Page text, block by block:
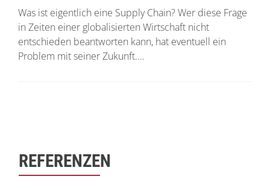
Was ist eigentlich eine Supply Chain? Wer diese Frage
in Zeiten einer globalisierten Wirtschaft nicht
entschieden beantworten kann, hat eventuell ein
Problem mit seiner Zukunft.…
REFERENZEN